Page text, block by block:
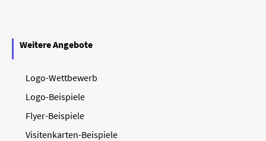
Weitere Angebote
Logo-Wettbewerb
Logo-Beispiele
Flyer-Beispiele
Visitenkarten-Beispiele